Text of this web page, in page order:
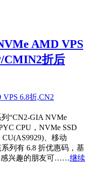
AMD VPS
CMIN2折后
列“CN2-GIA NVMe
CPU，NVMe SSD
、移动
列有 6.8 折优惠码，基
感兴趣的朋友可……继续